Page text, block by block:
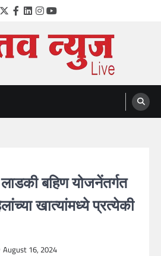
Twitter
Facebook
LinkedIn
Instagram
YouTube
of Maharahstra
बहिण योजनेंतर्गत
खात्यांमध्ये प्रत्येकी
August 16, 2024